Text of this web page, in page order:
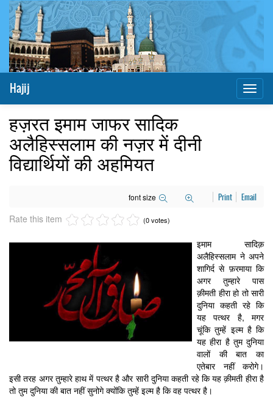
Hajij
हज़रत इमाम जाफर सादिक
अलैहिस्सलाम की नज़र में दीनी
विद्यार्थियों की अहमियत
font size Print Email
Rate this item (0 votes)
इमाम सादिक़
अलैहिस्सलाम ने अपने
शागिर्द से फ़रमाया कि
अगर तुम्हारे पास
क़ीमती हीरा हो तो सारी
दुनिया ‎कहती रहे कि
यह पत्थर है, मगर
चूंकि तुम्हें इल्म है कि
यह हीरा है तुम दुनिया
वालों की बात का
एतेबार नहीं ‎करोगे।
इसी तरह अगर तुम्हारे हाथ में पत्थर है और सारी दुनिया कहती रहे कि यह क़ीमती हीरा है
तो तुम दुनिया ‎की बात नहीं सुनोगे क्योंकि तुम्हें इल्म है कि वह पत्थर है।